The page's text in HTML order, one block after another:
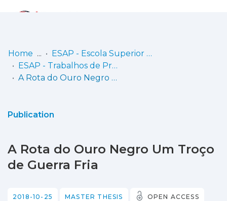
Communities
Statistics
Home
ESAP - Escola Superior Artística do Porto
ESAP - Trabalhos de Projecto
A Rota do Ouro Negro Um Troço de Guerra Fria
Publication
A Rota do Ouro Negro Um Troço
de Guerra Fria
2018-10-25 MASTER THESIS OPEN ACCESS